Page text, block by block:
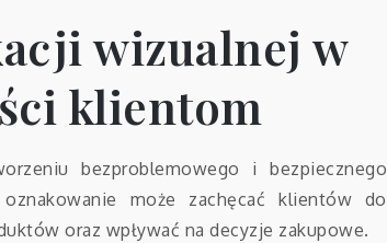
wizualnej w
klientom
bezproblemowego i bezpiecznego
może zachęcać klientów do
oraz wpływać na decyzje zakupowe.